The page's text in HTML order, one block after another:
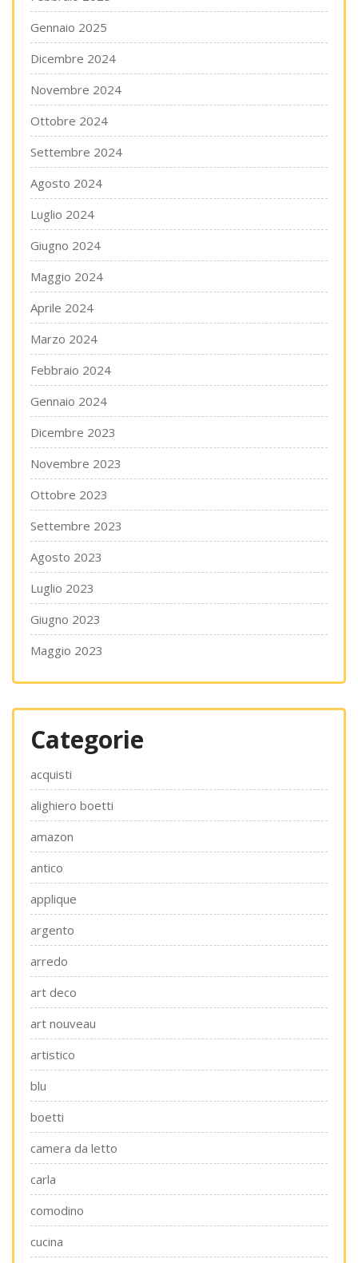
Gennaio 2025
Dicembre 2024
Novembre 2024
Ottobre 2024
Settembre 2024
Agosto 2024
Luglio 2024
Giugno 2024
Maggio 2024
Aprile 2024
Marzo 2024
Febbraio 2024
Gennaio 2024
Dicembre 2023
Novembre 2023
Ottobre 2023
Settembre 2023
Agosto 2023
Luglio 2023
Giugno 2023
Maggio 2023
Categorie
acquisti
alighiero boetti
amazon
antico
applique
argento
arredo
art deco
art nouveau
artistico
blu
boetti
camera da letto
carla
comodino
cucina